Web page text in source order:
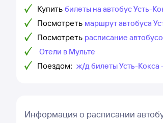
Купить билеты на автобус Усть-
Посмотреть маршрут автобуса
Посмотреть расписание
Отели в Мульте
Поездом: ж/д билеты Усть-Кокса
Информация о расписании